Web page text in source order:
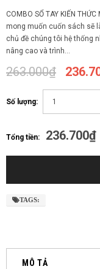
COMBO SỔ TAY KIẾN
mong muốn cuốn sách sẽ
chủ đề chúng tôi hệ thống
nâng cao và trình...
263.000₫
Số lượng:
Tổng tiền: 236.700₫
TAGS:
MÔ TẢ